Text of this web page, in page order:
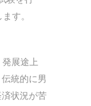
す。
展途上
統的に男
状況が苦